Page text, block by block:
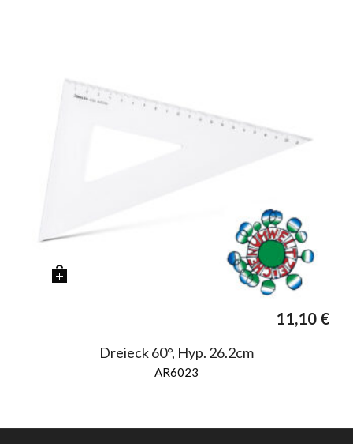
11,10 €
Dreieck 60°, Hyp. 26.2cm
AR6023